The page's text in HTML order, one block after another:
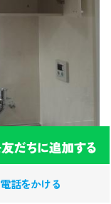
この物件への
お問い合わせ(無料)
電話をかける